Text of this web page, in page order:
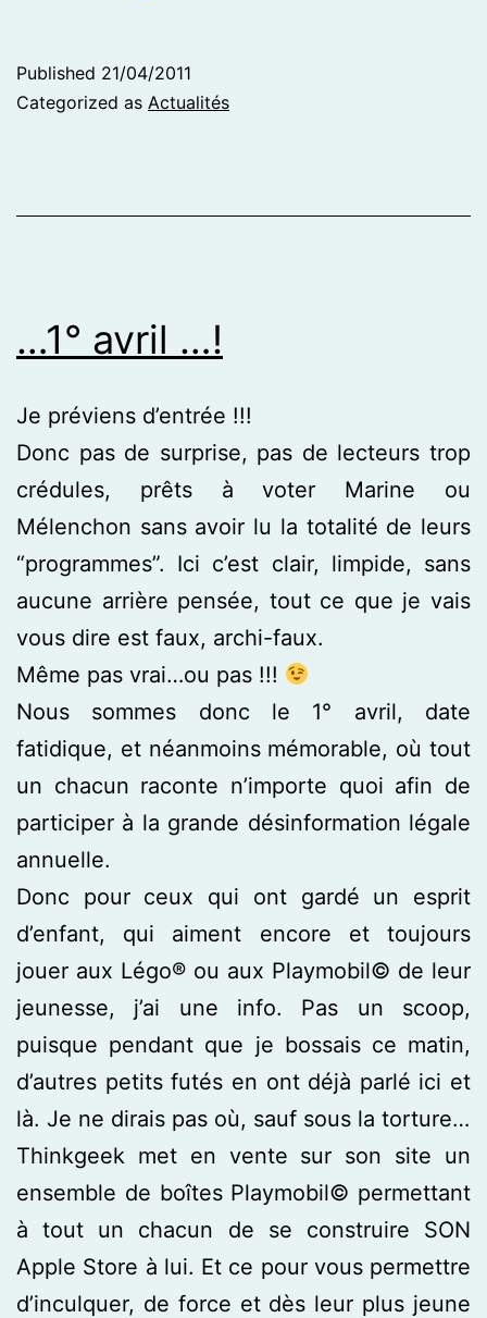
Published 21/04/2011
Categorized as Actualités
…1° avril …!
Je préviens d’entrée !!!
Donc pas de surprise, pas de lecteurs trop
crédules, prêts à voter Marine ou
Mélenchon sans avoir lu la totalité de leurs
“programmes”. Ici c’est clair, limpide, sans
aucune arrière pensée, tout ce que je vais
vous dire est faux, archi-faux.
Même pas vrai…ou pas !!!
Nous sommes donc le 1° avril, date
fatidique, et néanmoins mémorable, où tout
un chacun raconte n’importe quoi afin de
participer à la grande désinformation légale
annuelle.
Donc pour ceux qui ont gardé un esprit
d’enfant, qui aiment encore et toujours
jouer aux Légo® ou aux Playmobil© de leur
jeunesse, j’ai une info. Pas un scoop,
puisque pendant que je bossais ce matin,
d’autres petits futés en ont déjà parlé ici et
là. Je ne dirais pas où, sauf sous la torture…
Thinkgeek met en vente sur son site un
ensemble de boîtes Playmobil© permettant
à tout un chacun de se construire SON
Apple Store à lui. Et ce pour vous permettre
d’inculquer, de force et dès leur plus jeune